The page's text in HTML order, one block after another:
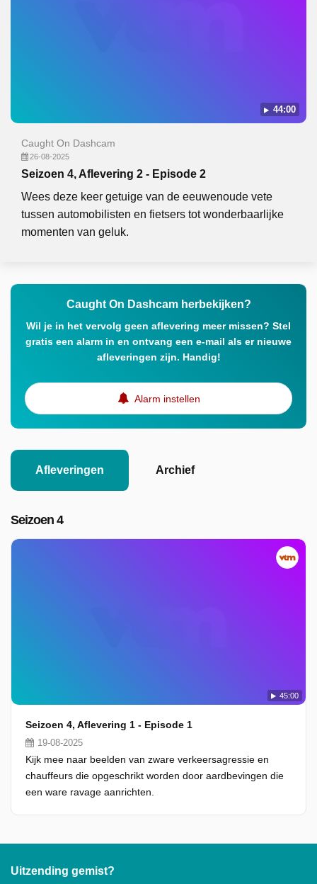
44:00
Caught On Dashcam
26-08-2025
Seizoen 4, Aflevering 2 - Episode 2
Wees deze keer getuige van de eeuwenoude vete
tussen automobilisten en fietsers tot wonderbaarlijke
momenten van geluk.
Caught On Dashcam herbekijken?
Wil je in het vervolg geen aflevering meer missen? Stel
gratis een alarm in en ontvang een e-mail als er nieuwe
afleveringen zijn. Handig!
Alarm instellen
Afleveringen Archief
Seizoen 4
45:00
Seizoen 4, Aflevering 1 - Episode 1
19-08-2025
Kijk mee naar beelden van zware verkeersagressie en
chauffeurs die opgeschrikt worden door aardbevingen die
een ware ravage aanrichten.
Uitzending gemist?